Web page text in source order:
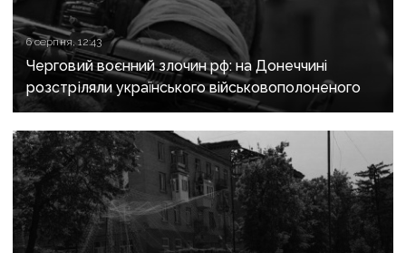
6 серпня, 12:43
Черговий воєнний злочин рф: на Донеччині
розстріляли українського військовополоненого